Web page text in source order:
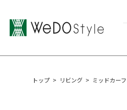
WeDOStyleについて
トップ > リビング > ミッドカーフ